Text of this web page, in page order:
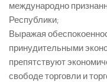
международно
Республики;
Выражая
принудительными
препятствуют
свободе торговли и